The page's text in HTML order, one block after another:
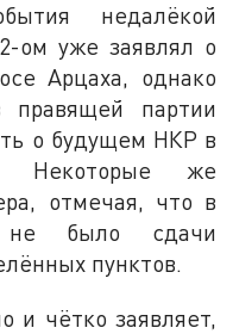
недалёкой
ом уже заявлял о
Арцаха, однако
правящей партии
о будущем НКР в
Некоторые же
отмечая, что в
не было сдачи
пунктов.
и чётко заявляет,